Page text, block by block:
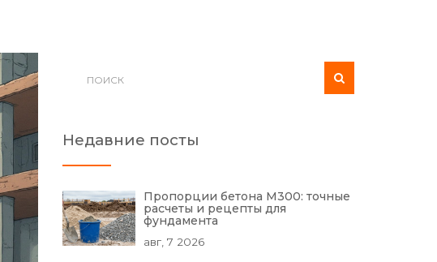
Недавние посты
Пропорции бетона М300: точные
расчеты и рецепты для
фундамента
авг, 7 2026